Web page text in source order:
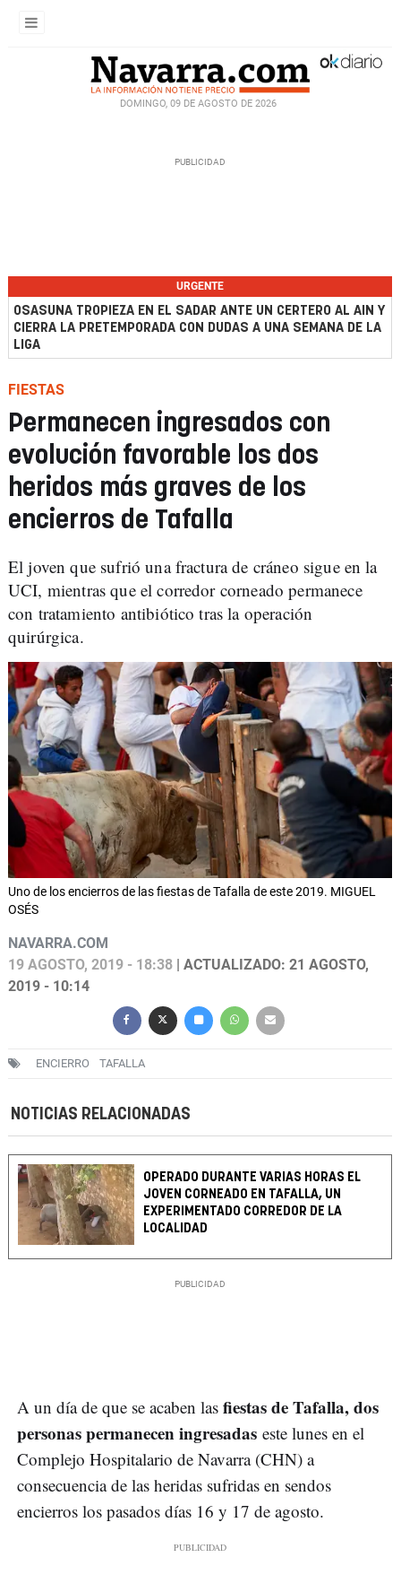
DOMINGO, 09 DE AGOSTO DE 2026
URGENTE
OSASUNA TROPIEZA EN EL SADAR ANTE UN CERTERO AL AIN Y
CIERRA LA PRETEMPORADA CON DUDAS A UNA SEMANA DE LA
LIGA
FIESTAS
Permanecen ingresados con
evolución favorable los dos
heridos más graves de los
encierros de Tafalla
El joven que sufrió una fractura de cráneo sigue en la
UCI, mientras que el corredor corneado permanece
con tratamiento antibiótico tras la operación
quirúrgica.
Uno de los encierros de las fiestas de Tafalla de este 2019. MIGUEL
OSÉS
NAVARRA.COM
19 AGOSTO, 2019 - 18:38 | ACTUALIZADO: 21 AGOSTO,
2019 - 10:14
ENCIERRO TAFALLA
NOTICIAS RELACIONADAS
OPERADO DURANTE VARIAS HORAS EL
JOVEN CORNEADO EN TAFALLA, UN
EXPERIMENTADO CORREDOR DE LA
LOCALIDAD
A un día de que se acaben las fiestas de Tafalla, dos
personas permanecen ingresadas este lunes en el
Complejo Hospitalario de Navarra (CHN) a
consecuencia de las heridas sufridas en sendos
encierros los pasados días 16 y 17 de agosto.